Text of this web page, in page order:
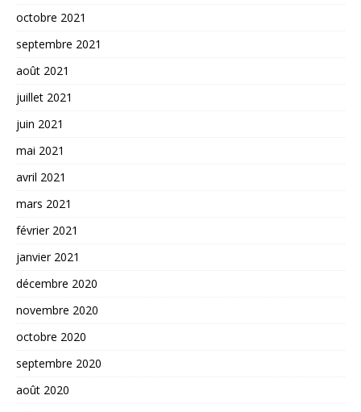
octobre 2021
septembre 2021
août 2021
juillet 2021
juin 2021
mai 2021
avril 2021
mars 2021
février 2021
janvier 2021
décembre 2020
novembre 2020
octobre 2020
septembre 2020
août 2020